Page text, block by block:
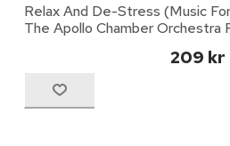
Relax And De-Stress (Music
The Apollo Chamber Orchestra
209 kr